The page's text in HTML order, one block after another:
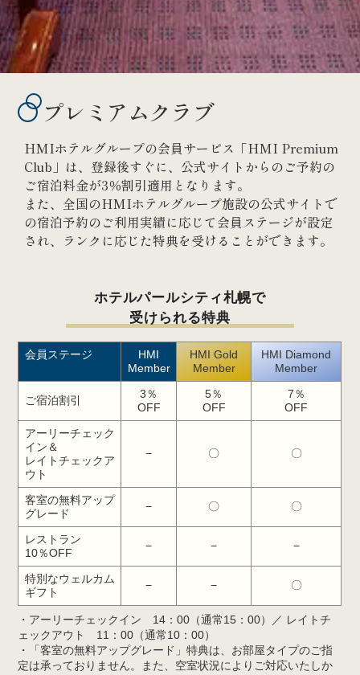
プレミアムクラブ
HMIホテルグループの会員サービス「HMI Premium
Club」は、登録後すぐに、公式サイトからのご予約の
ご宿泊料金が3％割引適用となります。
また、全国のHMIホテルグループ施設の公式サイトで
の宿泊予約のご利用実績に応じて会員ステージが設定
され、ランクに応じた特典を受けることができます。
ホテルパールシティ札幌で
受けられる特典
会員ステージ
HMI
Member
HMI Gold
Member
HMI Diamond
Member
ご宿泊割引
3％
OFF
5％
OFF
7％
OFF
アーリーチェック
イン＆
レイトチェックア
ウト
− 〇 〇
客室の無料アップ
グレード
− 〇 〇
レストラン
10％OFF
− − −
特別なウェルカム
ギフト
− − 〇
・アーリーチェックイン 14：00（通常15：00）／ レイトチ
ェックアウト 11：00（通常10：00）
・「客室の無料アップグレード」特典は、お部屋タイプのご指
定は承っておりません。また、空室状況によりご対応いたしか